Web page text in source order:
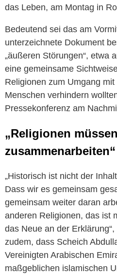
das Leben, am Montag in
Bedeutend sei das am
unterzeichnete Dokument
„äußeren Störungen“, etwa
eine gemeinsame
Religionen zum Umgang
Menschen verhindern
Pressekonferenz am
„Religionen müssen
zusammenarbeiten“
„Historisch ist nicht der
Dass wir es gemeinsam
gemeinsam weiter daran
anderen Religionen, das ist
das Neue an der
zudem, dass Scheich
Vereinigten Arabischen
maßgeblichen islamischen